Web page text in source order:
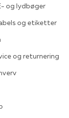
og lydbøger
og etiketter
og returnering